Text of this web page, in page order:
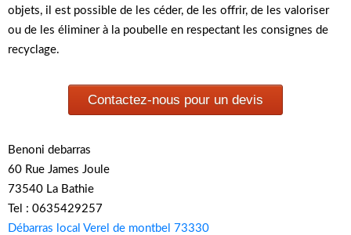
objets, il est possible de les céder, de les offrir, de les valoriser
ou de les éliminer à la poubelle en respectant les consignes de
recyclage.
Contactez-nous pour un devis
Benoni debarras
60 Rue James Joule
73540 La Bathie
Tel : 0635429257
Débarras local Verel de montbel 73330